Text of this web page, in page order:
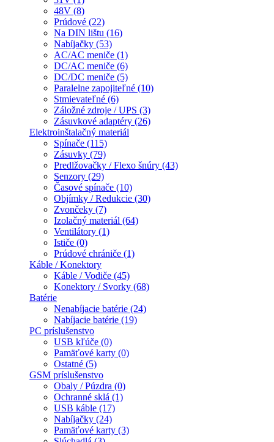
48V (8)
Prúdové (22)
Na DIN lištu (16)
Nabíjačky (53)
AC/AC meniče (1)
DC/AC meniče (6)
DC/DC meniče (5)
Paralelne zapojiteľné (10)
Stmievateľné (6)
Záložné zdroje / UPS (3)
Zásuvkové adaptéry (26)
Elektroinštalačný materiál
Spínače (115)
Zásuvky (79)
Predlžovačky / Flexo šnúry (43)
Senzory (29)
Časové spínače (10)
Objímky / Redukcie (30)
Zvončeky (7)
Izolačný materiál (64)
Ventilátory (1)
Ističe (0)
Prúdové chrániče (1)
Káble / Konektory
Káble / Vodiče (45)
Konektory / Svorky (68)
Batérie
Nenabíjacie batérie (24)
Nabíjacie batérie (19)
PC príslušenstvo
USB kľúče (0)
Pamäťové karty (0)
Ostatné (5)
GSM príslušenstvo
Obaly / Púzdra (0)
Ochranné sklá (1)
USB káble (17)
Nabíjačky (24)
Pamäťové karty (3)